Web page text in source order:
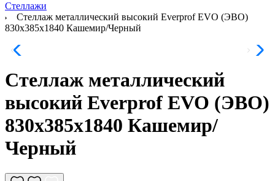
Стеллажи
Стеллаж металлический высокий Everprof EVO (ЭВО)
830х385x1840 Кашемир/Черный
Стеллаж металлический
высокий Everprof EVO (ЭВО)
830х385x1840 Кашемир/
Черный